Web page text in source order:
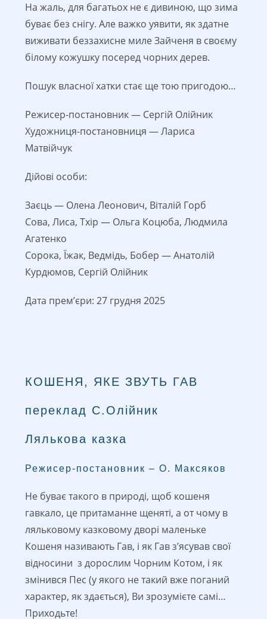
На жаль, для багатьох не є дивиною, що зима
буває без снігу. Але важко уявити, як здатне
виживати беззахисне миле Зайченя в своєму
білому кожушку посеред чорних дерев.
Пошук власної хатки стає ще тою пригодою…
Режисер-постановник — Сергій Олійник
Художниця-постановниця — Лариса
Матвійчук
Дійові особи:
Заєць — Олена Леонович, Віталій Горб
Сова, Лиса, Тхір — Ольга Коцюба, Людмила
Агатенко
Сорока, Їжак, Ведмідь, Бобер — Анатолій
Курдюмов, Сергій Олійник
Дата премʼєри: 27 грудня 2025
КОШЕНЯ, ЯКЕ ЗВУТЬ ГАВ
переклад С.Олійник
Лялькова казка
Режисер-постановник – О. Максяков
Не буває такого в природі, щоб кошеня
гавкало, це притаманне щеняті, а от чому в
ляльковому казковому дворі маленьке
Кошеня називають Гав, і як Гав з’ясував свої
відносини з дорослим Чорним Котом, і як
змінився Пес (у якого не такий вже поганий
характер, як здається), Ви зрозумієте самі…
Приходьте!